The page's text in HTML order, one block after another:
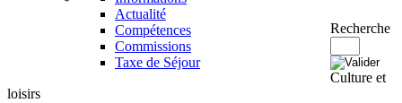
Actualité
Compétences
Commissions
Taxe de Séjour
Recherche
Culture et
loisirs